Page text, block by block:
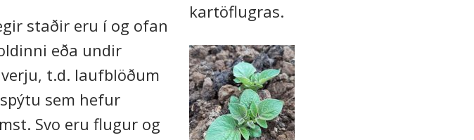
staðir eru í og ofan
eða undir
t.d. laufblöðum
sem hefur
Svo eru flugur og
kartöflugras.